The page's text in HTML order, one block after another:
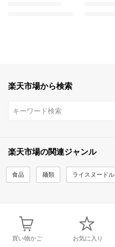
楽天市場から検索
楽天市場の関連ジャンル
食品 麺類 ライスヌードル
買い物かご お気に入り